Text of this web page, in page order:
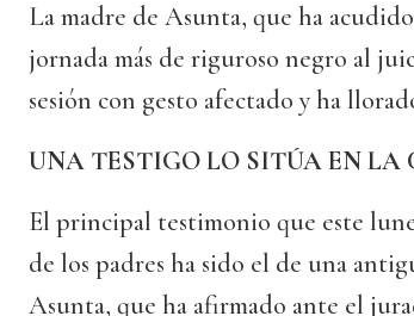
La madre de Asunta, que ha
jornada más de riguroso negro al
sesión con gesto afectado y ha
UNA TESTIGO LO SITÚA EN LA
El principal testimonio que este
de los padres ha sido el de una
Asunta, que ha afirmado ante el